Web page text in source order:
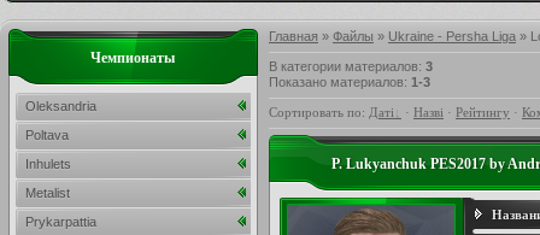
Главная » Файлы » Ukraine - Persha Liga »
В категории материалов: 3
Показано материалов: 1-3
Сортировать по: Даті · Назві · Рейтингу ·
P. Lukyanchuk PES2017 by
Чемпионаты
Oleksandria
Poltava
Inhulets
Metalist
Prykarpattia